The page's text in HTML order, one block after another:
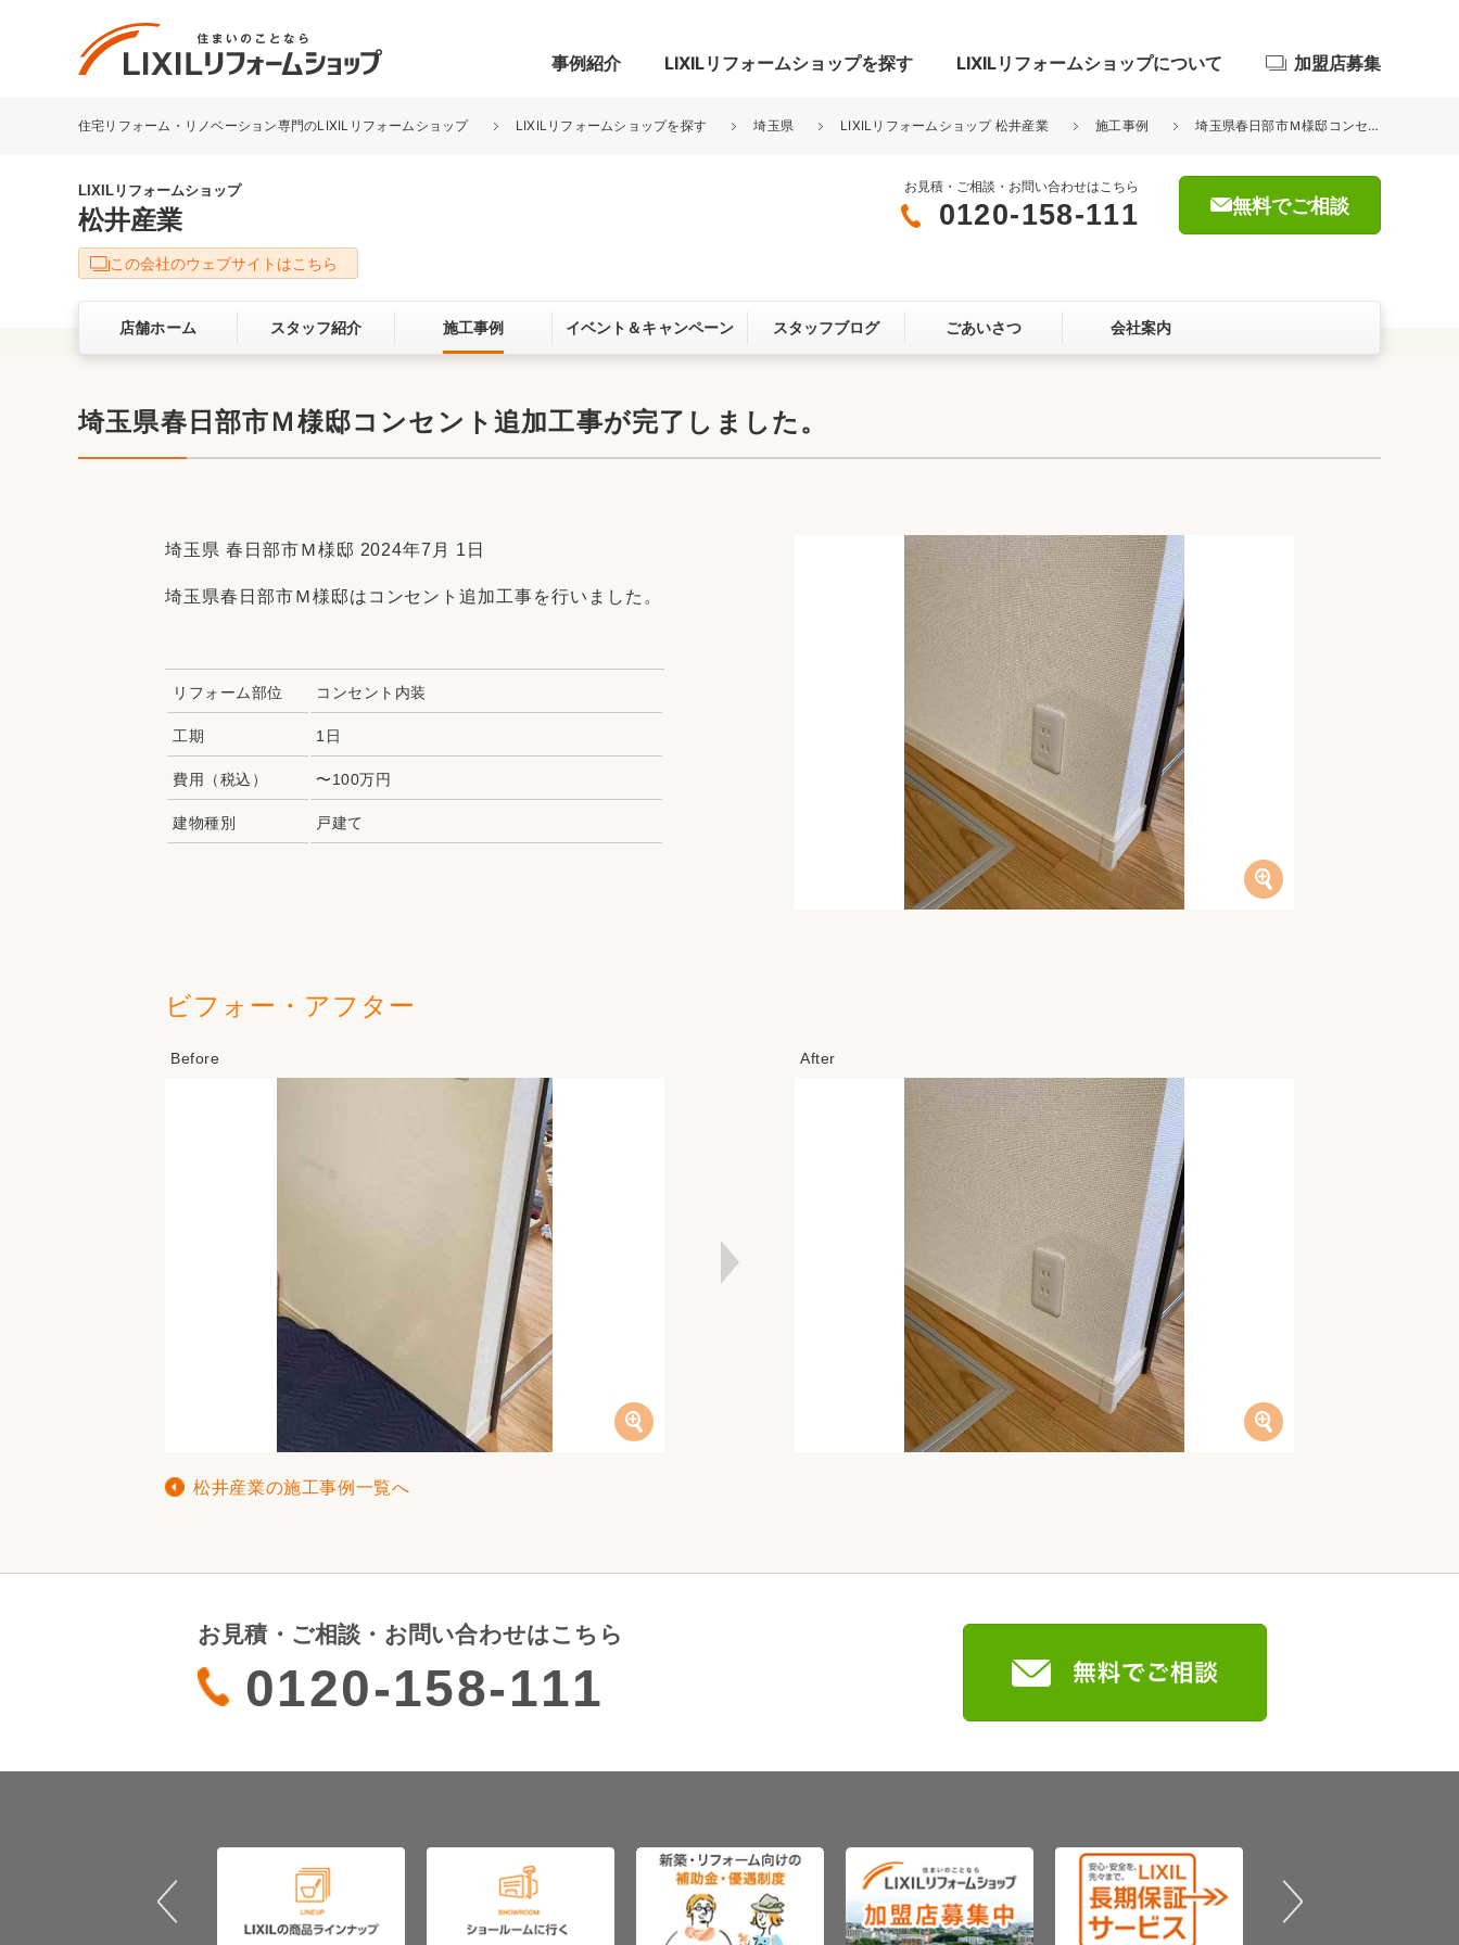
事例紹介
リフォーム事例を探す
キッチン
洗面化粧室 トイレ 玄関まわり 門まわり 屋根・外壁
ベランダ・バルコニー ガーデンスペース カースペース
お客さまの声 3Dシミュレーション
LIXILリフォームショップを探す LIXILリフォームショップについて
LIXILリフォームショップについて
サービス向上・品質改善の取り組み お客さま満足度アンケート
ここちいい暮らしをつくる、価値・性能向上
リフォームアクセル
中古物件探しから性能向上リフォームをワン
ストップ
加盟店募集
住宅リフォーム・リノベーション専門のLIXILリフォームショップ LIXILリフォームショップを探す 埼玉県 LIXILリフォームショップ 松井産業 施工事例 埼玉県春日部市Ｍ様邸コンセント追加工事が完了しました。
LIXILリフォームショップ
松井産業
お見積・ご相談・お問い合わせはこちら
0120-158-111 無料でご相談
この会社のウェブサイトはこちら
店舗ホーム スタッフ紹介 施工事例 イベント＆キャンペーン スタッフブログ ごあいさつ 会社案内
埼玉県春日部市Ｍ様邸コンセント追加工事が完了しました。
埼玉県 春日部市Ｍ様邸 2024年7月 1日
埼玉県春日部市Ｍ様邸はコンセント追加工事を行いました。
リフォーム部位 コンセント内装
工期 1日
費用（税込） 〜100万円
建物種別 戸建て
ビフォー・アフター
松井産業の施工事例一覧へ
お見積・ご相談・お問い合わせはこちら
0120-158-111